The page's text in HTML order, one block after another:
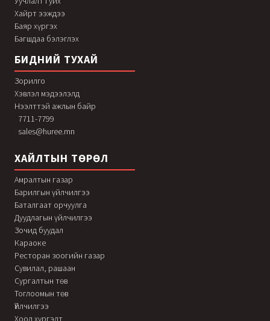
Хайрт ээждээ
Баяр хүргэх
Багшдаа бэлэглэх
БИДНИЙ ТУХАЙ
Зорилго
Хэвлэл мэдээлэлд
Нээлттэй ажлын байр
7711-7799
sales@huree.mn
ХАЙЛТЫН ТӨРӨЛ
Амралтын газар
Барилгын үйлчилгээ
Баталгаат орчуулга
Дуудлагын үйлчилгээ
Зочид буудал
Караоке
Ресторан зоогийн газар
Сувилал, рашаан
Сургалтын төв
Тоглоомын төв
Үйлчилгээ
Хоол хүргэлт